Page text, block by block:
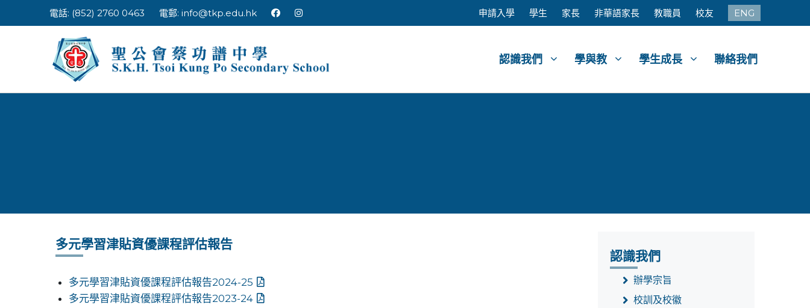
to
電話: (852) 2760 0463 電郵: info@tkp.edu.hk 申請入學 學生 家長 非華語家長 教職員 校友 ENG
認識我們 學與教 學生成長 聯絡我們
多元學習津貼資優課程評估報告
多元學習津貼資優課程評估報告2024-25
多元學習津貼資優課程評估報告2023-24
認識我們
辦學宗旨
校訓及校徽